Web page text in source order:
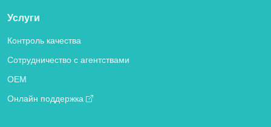
Услуги
Контроль качества
Сотрудничество с агентствами
OEM
Онлайн поддержка